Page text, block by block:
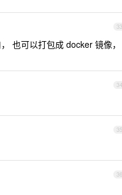
33
也可以打包成 docker 镜像，
34
35
36